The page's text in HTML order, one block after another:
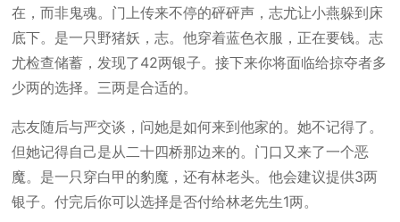
在，而非鬼魂。门上传来不停的砰砰声，志尤让小燕躲到床
底下。是一只野猪妖，志。他穿着蓝色衣服，正在要钱。志
尤检查储蓄，发现了42两银子。接下来你将面临给掠夺者多
少两的选择。三两是合适的。
志友随后与严交谈，问她是如何来到他家的。她不记得了。
但她记得自己是从二十四桥那边来的。门口又来了一个恶
魔。是一只穿白甲的豹魔，还有林老头。他会建议提供3两
银子。付完后你可以选择是否付给林老先生1两。